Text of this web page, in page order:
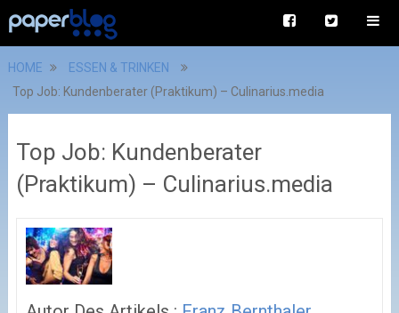
HOME
ESSEN & TRINKEN
Top Job: Kundenberater (Praktikum) – Culinarius.media
Top Job: Kundenberater
(Praktikum) – Culinarius.media